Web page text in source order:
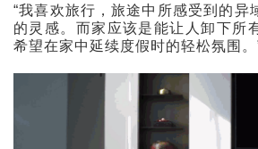
“我喜欢旅行，旅途中所感受到的异
的灵感。而家应该是能让人卸下所
希望在家中延续度假时的轻松氛围。